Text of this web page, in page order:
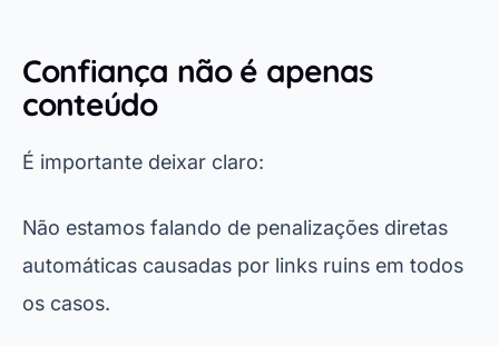
Confiança não é apenas
conteúdo
É importante deixar claro:
Não estamos falando de penalizações diretas
automáticas causadas por links ruins em todos
os casos.